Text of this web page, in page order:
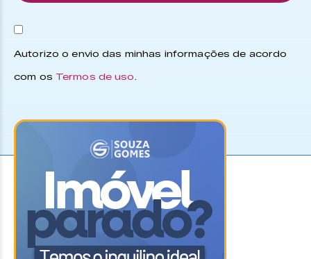
Autorizo o envio das minhas informações de acordo
com os Termos de uso.